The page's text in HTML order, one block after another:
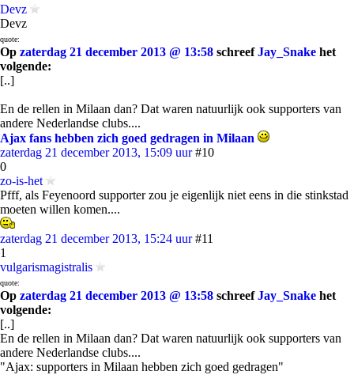
Devz
Devz
quote:
Op zaterdag 21 december 2013 @ 13:58 schreefJay_Snake het
volgende:
[..]
En de rellen in Milaan dan? Dat waren natuurlijk ook supporters van
andere Nederlandse clubs....
Ajax fans hebben zich goed gedragen in Milaan
zaterdag 21 december 2013, 15:09 uur #10
0
zo-is-het
Pfff, als Feyenoord supporter zou je eigenlijk niet eens in die stinkstad
moeten willen komen....
zaterdag 21 december 2013, 15:24 uur #11
1
vulgarismagistralis
quote:
Op zaterdag 21 december 2013 @ 13:58 schreefJay_Snake het
volgende:
[..]
En de rellen in Milaan dan? Dat waren natuurlijk ook supporters van
andere Nederlandse clubs....
"Ajax: supporters in Milaan hebben zich goed gedragen"